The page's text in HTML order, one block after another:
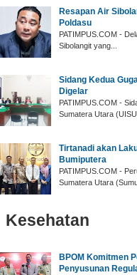
Resapan Air
Poldasu
PATIMPUS.COM -
Sibolangit yang...
Sidang Kedua
Digelar
PATIMPUS.COM -
Sumatera Utara
Tirtanadi akan
Bumiputera
PATIMPUS.COM -
Sumatera Utara
Kesehatan
BPOM Komitmen
Penyusunan